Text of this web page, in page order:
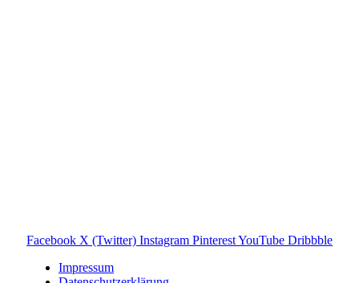
Facebook X (Twitter) Instagram PinterestYouTube Dribbble
Impressum